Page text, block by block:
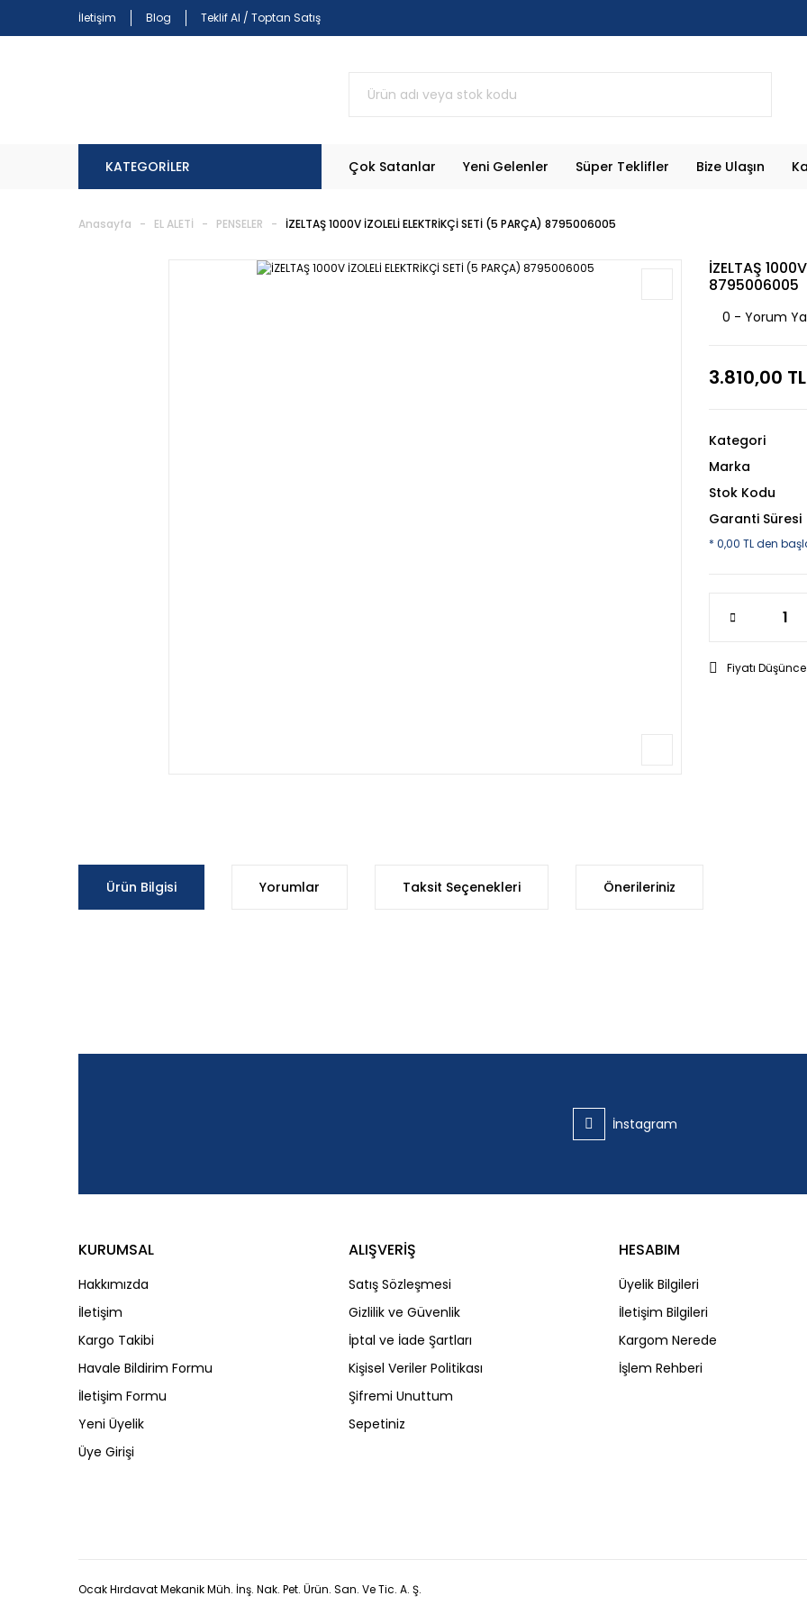
İletişim Blog Teklif Al / Toptan Satış
KATEGORİLER Çok Satanlar Yeni Gelenler Süper Teklifler Bize Ulaşın
Anasayfa EL ALETİ PENSELER İZELTAŞ 1000V İZOLELİ ELEKTRİKÇİ SETİ (5 PARÇA) 8795006005
İZELTAŞ
8795006005
0 - Yorum
3.810,00 TL
Kategori
Marka
Stok Kodu
Garanti Süresi
* 0,00 TL den
Fiyatı
Ürün Bilgisi Yorumlar Taksit Seçenekleri Önerileriniz
Gönder
İnstagram
KURUMSAL
Hakkımızda
İletişim
Kargo Takibi
Havale Bildirim Formu
İletişim Formu
Yeni Üyelik
Üye Girişi
ALIŞVERİŞ
Satış Sözleşmesi
Gizlilik ve Güvenlik
İptal ve İade Şartları
Kişisel Veriler Politikası
Şifremi Unuttum
Sepetiniz
HESABIM
Üyelik Bilgileri
İletişim Bilgileri
Kargom Nerede
İşlem Rehberi
Ocak Hırdavat Mekanik Müh. İnş. Nak. Pet. Ürün. San. Ve Tic. A. Ş.